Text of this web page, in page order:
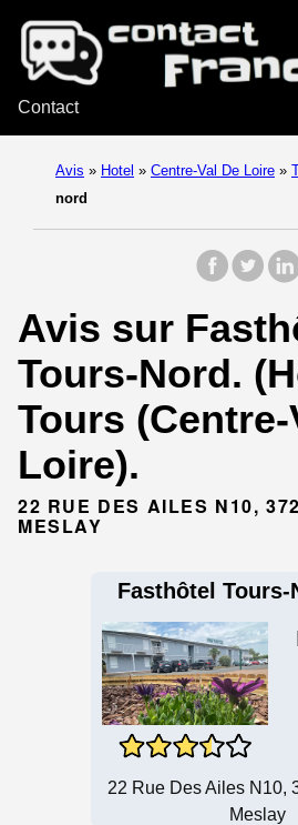
Contact
Avis » Hotel » Centre-Val De Loire »
nord
Avis sur
Tours-Nord.
Tours (Centre-
Loire).
22 RUE DES AILES N10,
MESLAY
Fasthôtel Tours-
22 Rue Des Ailes N10,
Meslay